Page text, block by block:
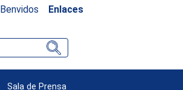
Benvidos Enlaces
Sala de Prensa